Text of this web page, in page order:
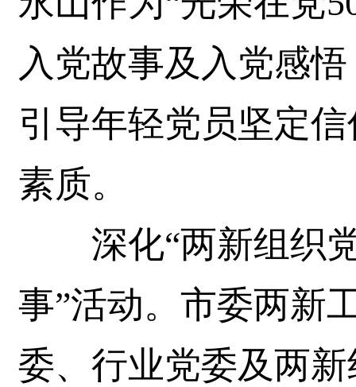
入党故事及入党感
引导年轻党员坚定
素质。
深化“两新组织党
事”活动。市委两新
委、行业党委及两